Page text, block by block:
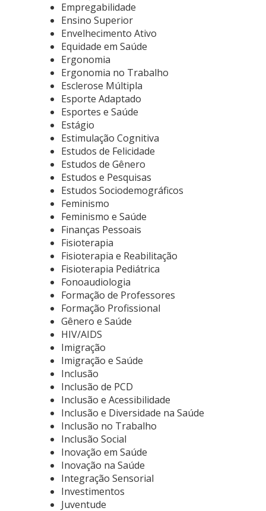
Empregabilidade
Ensino Superior
Envelhecimento Ativo
Equidade em Saúde
Ergonomia
Ergonomia no Trabalho
Esclerose Múltipla
Esporte Adaptado
Esportes e Saúde
Estágio
Estimulação Cognitiva
Estudos de Felicidade
Estudos de Gênero
Estudos e Pesquisas
Estudos Sociodemográficos
Feminismo
Feminismo e Saúde
Finanças Pessoais
Fisioterapia
Fisioterapia e Reabilitação
Fisioterapia Pediátrica
Fonoaudiologia
Formação de Professores
Formação Profissional
Gênero e Saúde
HIV/AIDS
Imigração
Imigração e Saúde
Inclusão
Inclusão de PCD
Inclusão e Acessibilidade
Inclusão e Diversidade na Saúde
Inclusão no Trabalho
Inclusão Social
Inovação em Saúde
Inovação na Saúde
Integração Sensorial
Investimentos
Juventude